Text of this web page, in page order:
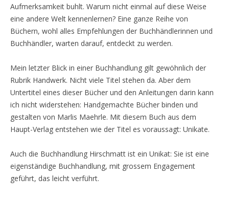
Aufmerksamkeit buhlt. Warum nicht einmal auf diese Weise
eine andere Welt kennenlernen? Eine ganze Reihe von
Büchern, wohl alles Empfehlungen der Buchhändlerinnen und
Buchhändler, warten darauf, entdeckt zu werden.
Mein letzter Blick in einer Buchhandlung gilt gewöhnlich der
Rubrik Handwerk. Nicht viele Titel stehen da. Aber dem
Untertitel eines dieser Bücher und den Anleitungen darin kann
ich nicht widerstehen: Handgemachte Bücher binden und
gestalten von Marlis Maehrle. Mit diesem Buch aus dem
Haupt-Verlag entstehen wie der Titel es voraussagt: Unikate.
Auch die Buchhandlung Hirschmatt ist ein Unikat: Sie ist eine
eigenständige Buchhandlung, mit grossem Engagement
geführt, das leicht verführt.